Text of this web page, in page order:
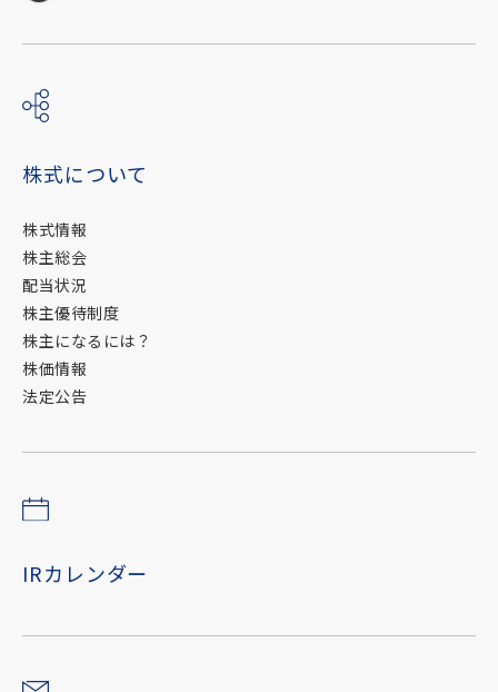
株式について
株式情報
株主総会
配当状況
株主優待制度
株主になるには？
株価情報
法定公告
IRカレンダー